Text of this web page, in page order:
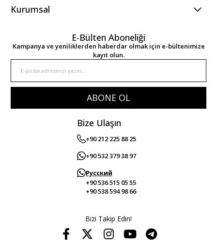
Kurumsal
E-Bülten Aboneliği
Kampanya ve yeniliklerden haberdar olmak için e-bültenimize
kayıt olun.
ABONE OL
Bize Ulaşın
+90 212 225 88 25
+90 532 379 38 97
Русский
+90 536 515 05 55
+90 538 594 98 66
Bizi Takip Edin!